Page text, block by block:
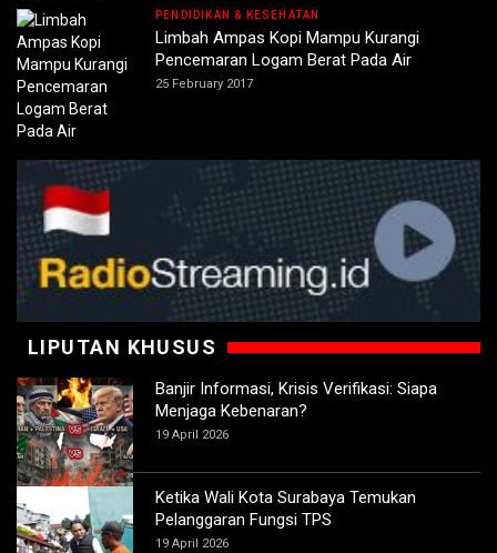
PENDIDIKAN & KESEHATAN
Limbah Ampas Kopi Mampu Kurangi
Pencemaran Logam Berat Pada Air
25 February 2017
LIPUTAN KHUSUS
Banjir Informasi, Krisis Verifikasi: Siapa
Menjaga Kebenaran?
19 April 2026
Ketika Wali Kota Surabaya Temukan
Pelanggaran Fungsi TPS
19 April 2026